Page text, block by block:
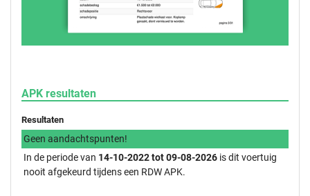
APK resultaten
Resultaten
Geen aandachtspunten!
In de periode van 14-10-2022 tot 09-08-2026 is dit voertuig
nooit afgekeurd tijdens een RDW APK.